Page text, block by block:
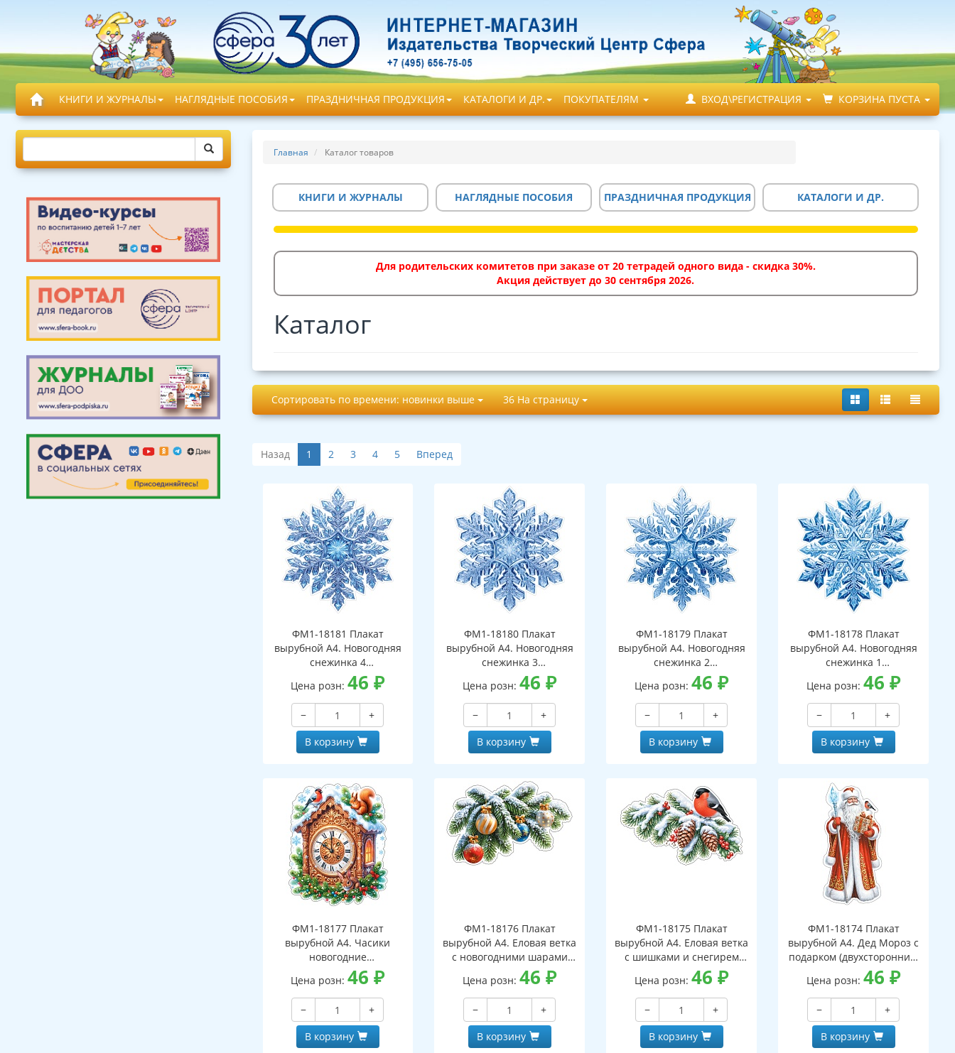
КНИГИ И ЖУРНАЛЫ НАГЛЯДНЫЕ ПОСОБИЯ ПРАЗДНИЧНАЯ ПРОДУКЦИЯ КАТАЛОГИ И ДР. ПОКУПАТЕЛЯМ ВХОД\РЕГИСТРАЦИЯ КОРЗИНА ПУСТА
Главная Каталог товаров
КНИГИ И ЖУРНАЛЫ НАГЛЯДНЫЕ ПОСОБИЯ ПРАЗДНИЧНАЯ ПРОДУКЦИЯ КАТАЛОГИ И ДР.
Для родительских комитетов при заказе от 20 тетрадей одного вида - скидка 30%.
Акция действует до 30 сентября 2026.
Каталог
Сортировать по времени: новинки выше 36 На страницу
Назад 1 2 3 4 5 Вперед
ФМ1-18181 Плакат
вырубной А4. Новогодняя
снежинка 4
(двухсторонний, ВД-лак)
Цена розн:46₽
−
+
В корзину
ФМ1-18180 Плакат
вырубной А4. Новогодняя
снежинка 3
(двухсторонний, ВД-лак)
Цена розн:46₽
−
+
В корзину
ФМ1-18179 Плакат
вырубной А4. Новогодняя
снежинка 2
(двухсторонний, ВД-лак)
Цена розн:46₽
−
+
В корзину
ФМ1-18178 Плакат
вырубной А4. Новогодняя
снежинка 1
(двухсторонний, ВД-лак)
Цена розн:46₽
−
+
В корзину
ФМ1-18177 Плакат
вырубной А4. Часики
новогодние
(двухсторонний, ВД-лак)
Цена розн:46₽
−
+
В корзину
ФМ1-18176 Плакат
вырубной А4. Еловая ветка
с новогодними шарами
(двухсторонний, ВД-лак)
Цена розн:46₽
−
+
В корзину
ФМ1-18175 Плакат
вырубной А4. Еловая ветка
с шишками и снегирем
(двухсторонний, ВД-лак)
Цена розн:46₽
−
+
В корзину
ФМ1-18174 Плакат
вырубной А4. Дед Мороз с
подарком (двухсторонний,
ВД-лак)
Цена розн:46₽
−
+
В корзину